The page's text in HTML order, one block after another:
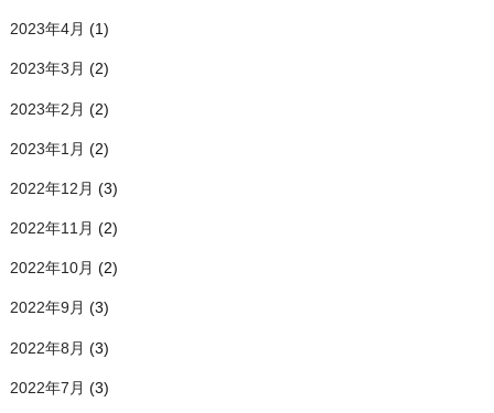
2023年4月 (1)
2023年3月 (2)
2023年2月 (2)
2023年1月 (2)
2022年12月 (3)
2022年11月 (2)
2022年10月 (2)
2022年9月 (3)
2022年8月 (3)
2022年7月 (3)